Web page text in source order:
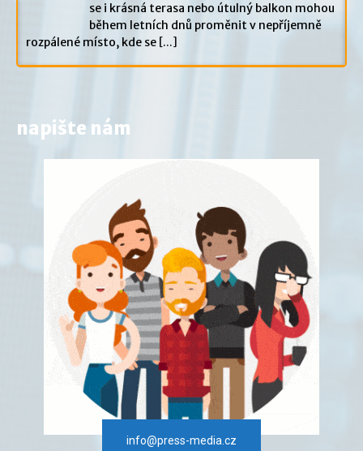
se i krásná terasa nebo útulný balkon mohou
během letních dnů proměnit v nepříjemně
rozpálené místo, kde se [...]
napište nám
info@press-media.cz